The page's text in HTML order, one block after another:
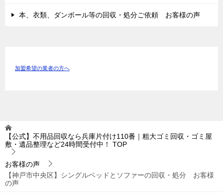
本、衣類、ダンボール等の回収・処分ご依頼 お客様の声
加盟希望の業者の方へ
【公式】不用品回収なら兵庫片付け110番｜粗大ゴミ回収・ゴミ屋
敷・遺品整理など24時間受付中！
TOP
お客様の声
【神戸市中央区】シングルベッドとソファーの回収・処分 お客様
の声